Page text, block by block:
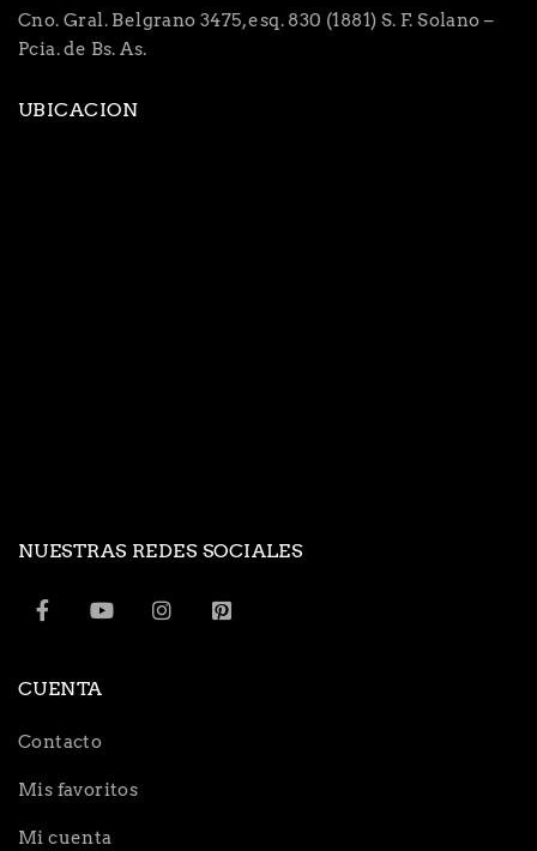
Cno. Gral. Belgrano 3475, esq. 830 (1881) S. F. Solano –
Pcia. de Bs. As.
UBICACION
NUESTRAS REDES SOCIALES
CUENTA
Contacto
Mis favoritos
Mi cuenta